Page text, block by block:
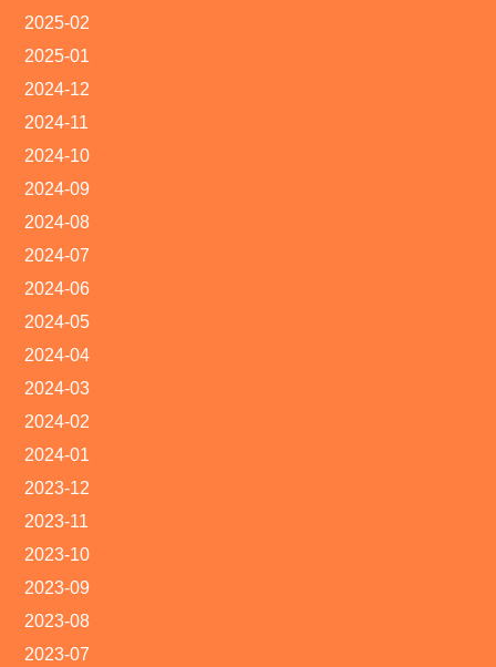
2025-02
2025-01
2024-12
2024-11
2024-10
2024-09
2024-08
2024-07
2024-06
2024-05
2024-04
2024-03
2024-02
2024-01
2023-12
2023-11
2023-10
2023-09
2023-08
2023-07